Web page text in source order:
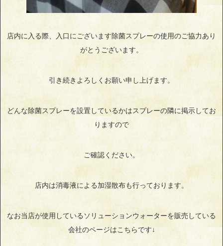
店内に入る際、入口にございます除菌スプレーの使用のご協力あり
がとうございます。
引き続きよろしくお願い申し上げます。
どんな除菌スプレーを設置しているかはスプレーの隣に掲示してお
りますので
ご確認ください。
店内は消毒液による加湿散布も行っております。
なお当店が使用しているソリューションウォーターを販売している
会社のページはこちらです↓